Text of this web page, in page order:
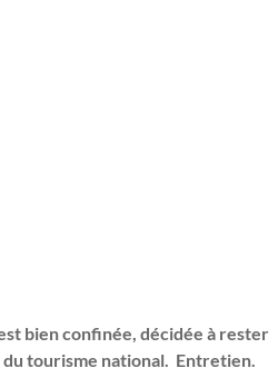
bien confinée, décidée à rester
tourisme national. Entretien.